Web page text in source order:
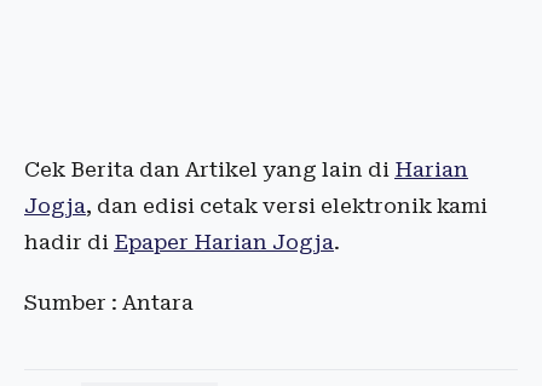
Cek Berita dan Artikel yang lain di Harian
Jogja, dan edisi cetak versi elektronik kami
hadir di Epaper Harian Jogja.
Sumber : Antara